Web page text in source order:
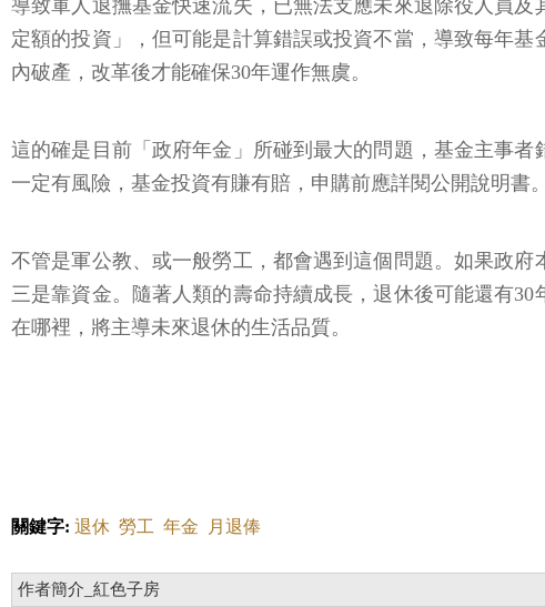
定額的投資」，但可能是計算錯誤或投資不當，導致每年
內破產，改革後才能確保30年運作無虞。
一定有風險，基金投資有賺有賠，申購前應詳閱公開說明書
三是靠資金。隨著人類的壽命持續成長，退休後可能還有
在哪裡，將主導未來退休的生活品質。